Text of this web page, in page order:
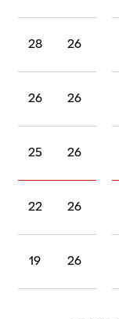
26
28
26
26
26
25
26
22
26
19